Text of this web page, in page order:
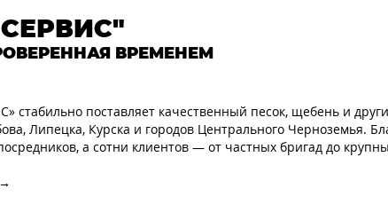
ВРЕМЕНЕМ
стабильно поставляет качественный песок, щебень и
Липецка, Курска и городов Центрального Черноземья.
а сотни клиентов — от частных бригад до